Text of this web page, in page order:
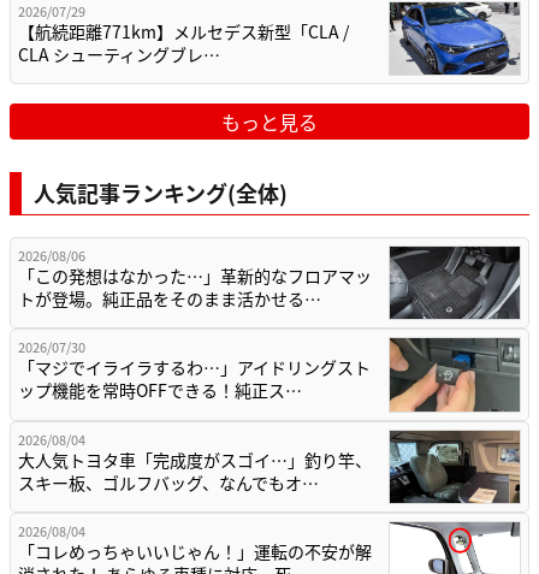
2026/07/29
【航続距離771km】メルセデス新型「CLA /
CLA シューティングブレ…
もっと見る
人気記事ランキング(全体)
2026/08/06
「この発想はなかった…」革新的なフロアマッ
トが登場。純正品をそのまま活かせる…
2026/07/30
「マジでイライラするわ…」アイドリングスト
ップ機能を常時OFFできる！純正ス…
2026/08/04
大人気トヨタ車「完成度がスゴイ…」釣り竿、
スキー板、ゴルフバッグ、なんでもオ…
2026/08/04
「コレめっちゃいいじゃん！」運転の不安が解